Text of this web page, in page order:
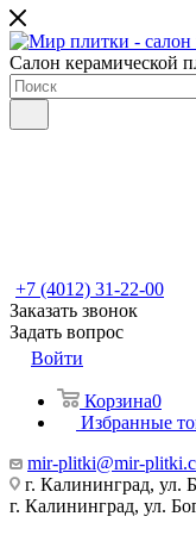
Салон керамической
+7 (4012) 31-22-00
Заказать звонок
Задать вопрос
Войти
Корзина0
Избранные
mir-plitki@mir-
г. Калининград, ул.
г. Калининград, ул.